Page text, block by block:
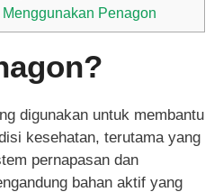
Penagon
digunakan untuk membantu
kesehatan, terutama yang
pernapasan dan
bahan aktif yang